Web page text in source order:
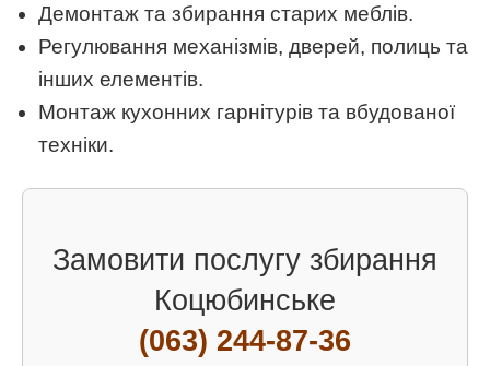
Демонтаж та збирання старих меблів.
Регулювання механізмів, дверей, полиць та
інших елементів.
Монтаж кухонних гарнітурів та вбудованої
техніки.
Замовити послугу збирання
Коцюбинське
(063) 244-87-36